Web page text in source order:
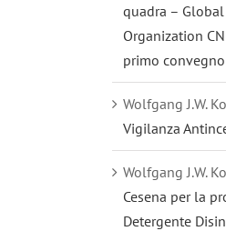
quadra –
Organization
primo convegno
Wolfgang J.W.
Vigilanza
Wolfgang J.W.
Cesena per la
Detergente